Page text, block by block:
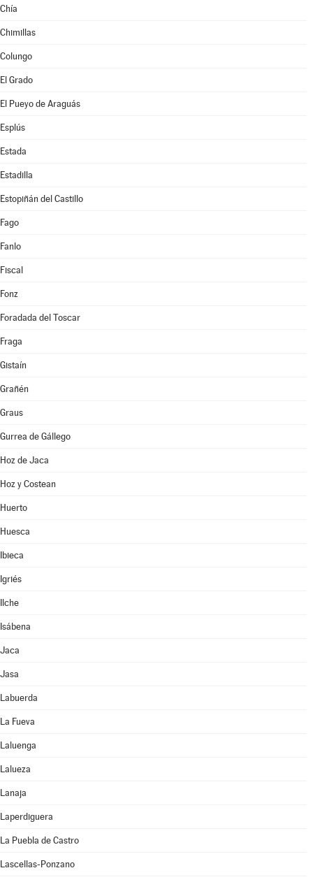
Chía
Chimillas
Colungo
El Grado
El Pueyo de Araguás
Esplús
Estada
Estadilla
Estopiñán del Castillo
Fago
Fanlo
Fiscal
Fonz
Foradada del Toscar
Fraga
Gistaín
Grañén
Graus
Gurrea de Gállego
Hoz de Jaca
Hoz y Costean
Huerto
Huesca
Ibieca
Igriés
Ilche
Isábena
Jaca
Jasa
Labuerda
La Fueva
Laluenga
Lalueza
Lanaja
Laperdiguera
La Puebla de Castro
Lascellas-Ponzano